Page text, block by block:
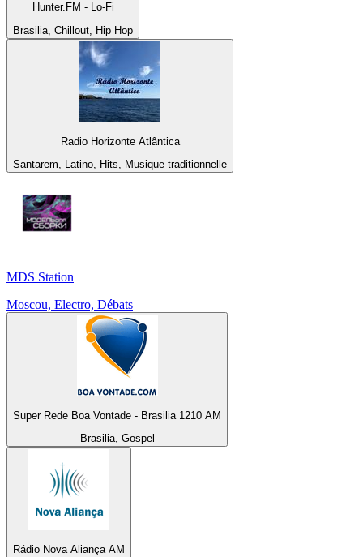
Hunter.FM - Lo-Fi
Brasilia, Chillout, Hip Hop
Radio Horizonte Atlântica
Santarem, Latino, Hits, Musique traditionnelle
MDS Station
Moscou, Electro, Débats
Super Rede Boa Vontade - Brasilia 1210 AM
Brasilia, Gospel
Rádio Nova Aliança AM